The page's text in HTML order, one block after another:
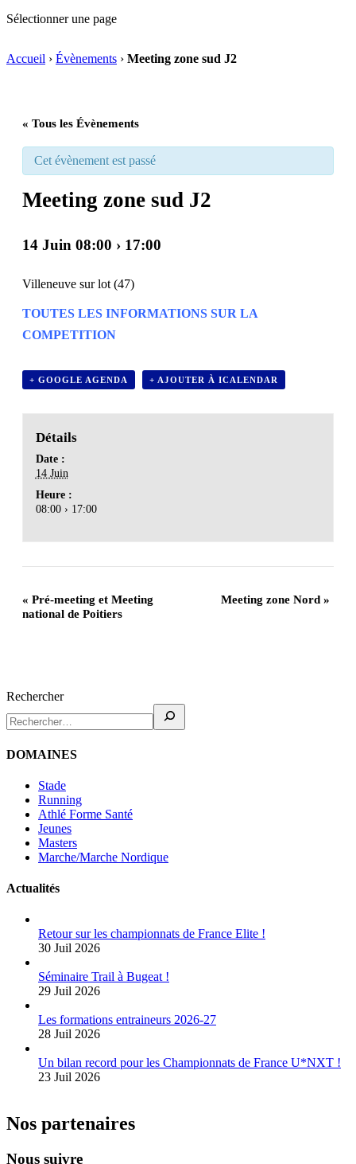
Sélectionner une page
Accueil › Évènements › Meeting zone sud J2
« Tous les Évènements
Cet évènement est passé
Meeting zone sud J2
14 Juin 08:00 › 17:00
Villeneuve sur lot (47)
TOUTES LES INFORMATIONS SUR LA
COMPETITION
+ GOOGLE AGENDA + AJOUTER À ICALENDAR
Détails
Date :
14 Juin
Heure :
08:00 › 17:00
« Pré-meeting et Meeting
national de Poitiers
Meeting zone Nord »
Rechercher
DOMAINES
Stade
Running
Athlé Forme Santé
Jeunes
Masters
Marche/Marche Nordique
Actualités
Retour sur les championnats de France Elite !
30 Juil 2026
Séminaire Trail à Bugeat !
29 Juil 2026
Les formations entraineurs 2026-27
28 Juil 2026
Un bilan record pour les Championnats de France U*NXT !
23 Juil 2026
Nos partenaires
Nous suivre